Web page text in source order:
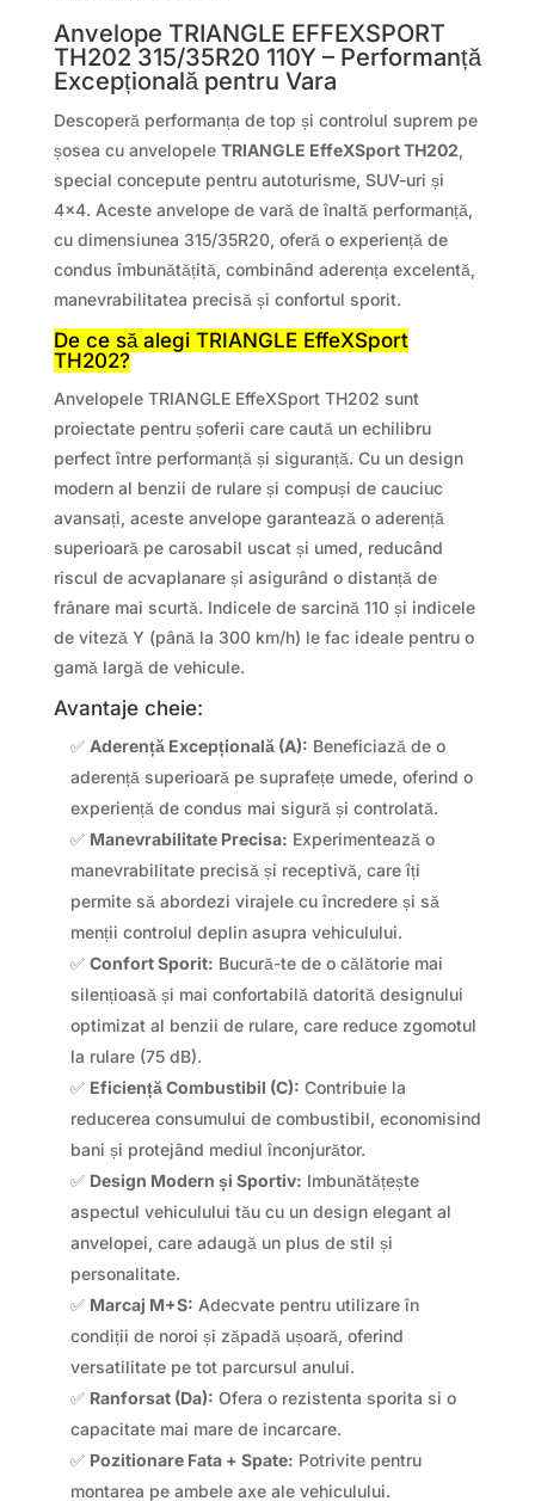
Anvelope TRIANGLE EFFEXSPORT
TH202 315/35R20 110Y – Performanță
Excepțională pentru Vara
Descoperă performanța de top și controlul suprem pe
șosea cu anvelopele TRIANGLE EffeXSport TH202,
special concepute pentru autoturisme, SUV-uri și
4×4. Aceste anvelope de vară de înaltă performanță,
cu dimensiunea 315/35R20, oferă o experiență de
condus îmbunătățită, combinând aderența excelentă,
manevrabilitatea precisă și confortul sporit.
De ce să alegi TRIANGLE EffeXSport
TH202?
Anvelopele TRIANGLE EffeXSport TH202 sunt
proiectate pentru șoferii care caută un echilibru
perfect între performanță și siguranță. Cu un design
modern al benzii de rulare și compuși de cauciuc
avansați, aceste anvelope garantează o aderență
superioară pe carosabil uscat și umed, reducând
riscul de acvaplanare și asigurând o distanță de
frânare mai scurtă. Indicele de sarcină 110 și indicele
de viteză Y (până la 300 km/h) le fac ideale pentru o
gamă largă de vehicule.
Avantaje cheie:
✅ Aderență Excepțională (A): Beneficiază de o
aderență superioară pe suprafețe umede, oferind o
experiență de condus mai sigură și controlată.
✅ Manevrabilitate Precisa: Experimentează o
manevrabilitate precisă și receptivă, care îți
permite să abordezi virajele cu încredere și să
menții controlul deplin asupra vehiculului.
✅ Confort Sporit: Bucură-te de o călătorie mai
silențioasă și mai confortabilă datorită designului
optimizat al benzii de rulare, care reduce zgomotul
la rulare (75 dB).
✅ Eficiență Combustibil (C): Contribuie la
reducerea consumului de combustibil, economisind
bani și protejând mediul înconjurător.
✅ Design Modern și Sportiv: Imbunătățește
aspectul vehiculului tău cu un design elegant al
anvelopei, care adaugă un plus de stil și
personalitate.
✅ Marcaj M+S: Adecvate pentru utilizare în
condiții de noroi și zăpadă ușoară, oferind
versatilitate pe tot parcursul anului.
✅ Ranforsat (Da): Ofera o rezistenta sporita si o
capacitate mai mare de incarcare.
✅ Pozitionare Fata + Spate: Potrivite pentru
montarea pe ambele axe ale vehiculului.